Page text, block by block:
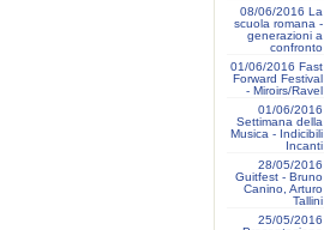
08/06/2016 La
scuola romana -
generazioni a
confronto
01/06/2016 Fast
Forward Festival
- Miroirs/Ravel
01/06/2016
Settimana della
Musica - Indicibili
Incanti
28/05/2016
Guitfest - Bruno
Canino, Arturo
Tallini
25/05/2016